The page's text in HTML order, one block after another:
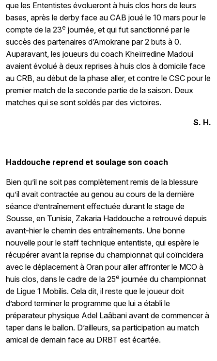
que les Ententistes évolueront à huis clos hors de leurs
bases, après le derby face au CAB joué le 10 mars pour le
compte de la 23e journée, et qui fut sanctionné par le
succès des partenaires d’Amokrane par 2 buts à 0.
Auparavant, les joueurs du coach Kheïrredine Madoui
avaient évolué à deux reprises à huis clos à domicile face
au CRB, au début de la phase aller, et contre le CSC pour le
premier match de la seconde partie de la saison. Deux
matches qui se sont soldés par des victoires.
S. H.
Haddouche reprend et soulage son coach
Bien qu’il ne soit pas complètement remis de la blessure
qu’il avait contractée au genou au cours de la dernière
séance d’entraînement effectuée durant le stage de
Sousse, en Tunisie, Zakaria Haddouche a retrouvé depuis
avant-hier le chemin des entraînements. Une bonne
nouvelle pour le staff technique ententiste, qui espère le
récupérer avant la reprise du championnat qui coïncidera
avec le déplacement à Oran pour aller affronter le MCO à
huis clos, dans le cadre de la 25e journée du championnat
de Ligue 1 Mobilis. Cela dit, il reste que le joueur doit
d’abord terminer le programme que lui a établi le
préparateur physique Adel Laâbani avant de commencer à
taper dans le ballon. D’ailleurs, sa participation au match
amical de demain face au DRBT est écartée.